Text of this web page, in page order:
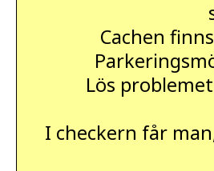
Cachen
Lös
I checkern får